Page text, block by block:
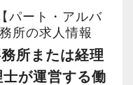
可
パート・アルバ
所の求人情報
所または経理
が運営する働